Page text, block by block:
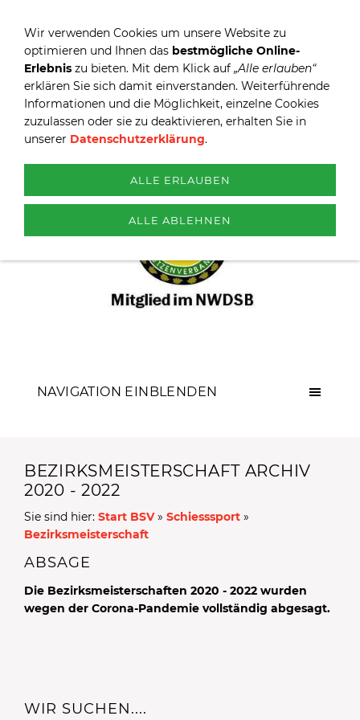
NAVIGATION EINBLENDEN
BEZIRKSMEISTERSCHAFT ARCHIV
2020 - 2022
Sie sind hier: Start BSV» Schiesssport »
Bezirksmeisterschaft
ABSAGE
Die Bezirksmeisterschaften 2020 - 2022 wurden
wegen der Corona-Pandemie vollständig abgesagt.
WIR SUCHEN....
Wir verwenden Cookies um unsere Website zu
optimieren und Ihnen das bestmögliche Online-
Erlebnis zu bieten. Mit dem Klick auf „Alle erlauben“
erklären Sie sich damit einverstanden. Weiterführende
Informationen und die Möglichkeit, einzelne Cookies
zuzulassen oder sie zu deaktivieren, erhalten Sie in
unserer Datenschutzerklärung.
ALLE ERLAUBEN
ALLE ABLEHNEN